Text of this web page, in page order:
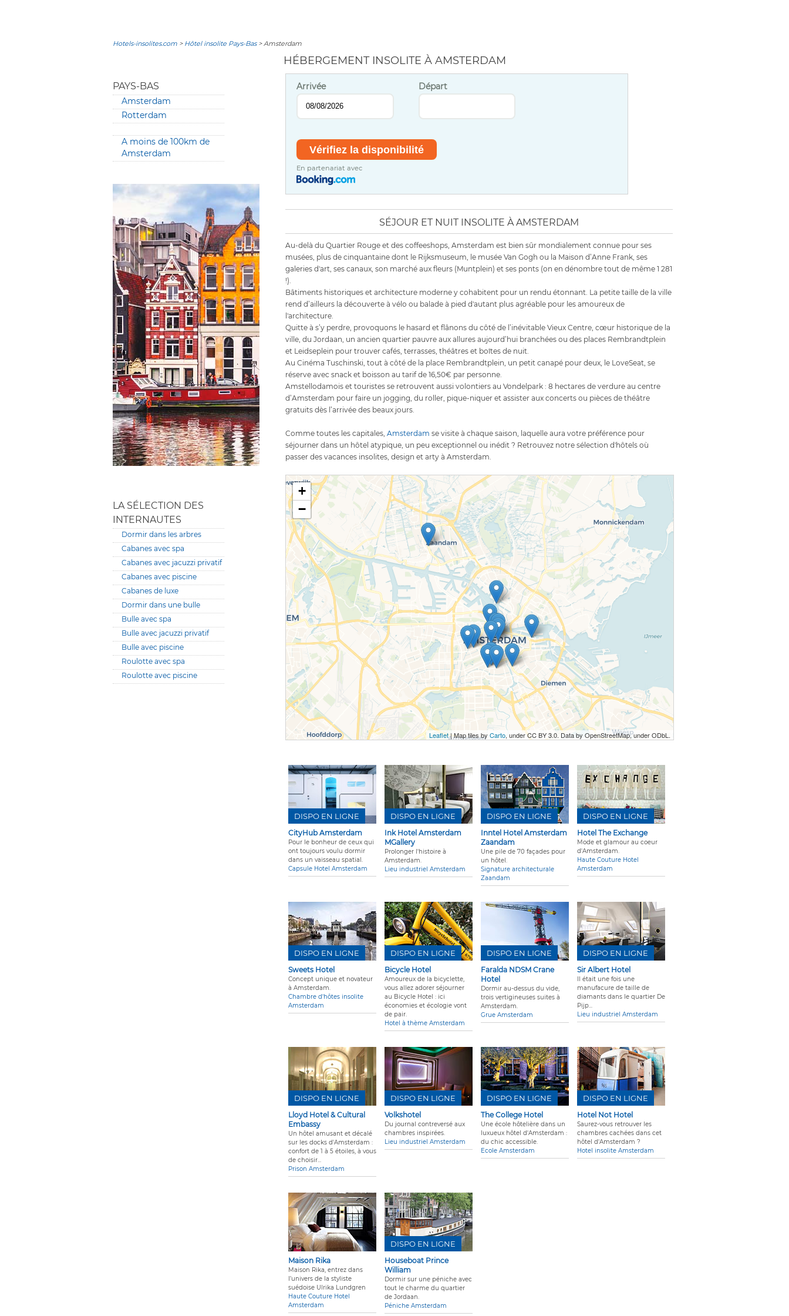
Hotels-insolites.com > Hôtel insolite Pays-Bas> Amsterdam
HÉBERGEMENT INSOLITE À AMSTERDAM
PAYS-BAS
Amsterdam
Rotterdam
A moins de 100km de
Amsterdam
LA SÉLECTION DES
INTERNAUTES
Dormir dans les arbres
Cabanes avec spa
Cabanes avec jacuzzi privatif
Cabanes avec piscine
Cabanes de luxe
Dormir dans une bulle
Bulle avec spa
Bulle avec jacuzzi privatif
Bulle avec piscine
Roulotte avec spa
Roulotte avec piscine
Arrivée Départ
En partenariat avec
SÉJOUR ET NUIT INSOLITE À AMSTERDAM
Au-delà du Quartier Rouge et des coffeeshops, Amsterdam est bien sûr mondialement connue pour ses
musées, plus de cinquantaine dont le Rijksmuseum, le musée Van Gogh ou la Maison d’Anne Frank, ses
galeries d'art, ses canaux, son marché aux fleurs (Muntplein) et ses ponts (on en dénombre tout de même 1 281
!).
Bâtiments historiques et architecture moderne y cohabitent pour un rendu étonnant. La petite taille de la ville
rend d’ailleurs la découverte à vélo ou balade à pied d'autant plus agréable pour les amoureux de
l'architecture.
Quitte à s’y perdre, provoquons le hasard et flânons du côté de l’inévitable Vieux Centre, cœur historique de la
ville, du Jordaan, un ancien quartier pauvre aux allures aujourd’hui branchées ou des places Rembrandtplein
et Leidseplein pour trouver cafés, terrasses, théâtres et boîtes de nuit.
Au Cinéma Tuschinski, tout à côté de la place Rembrandtplein, un petit canapé pour deux, le LoveSeat, se
réserve avec snack et boisson au tarif de 16,50€ par personne.
Amstellodamois et touristes se retrouvent aussi volontiers au Vondelpark : 8 hectares de verdure au centre
d’Amsterdam pour faire un jogging, du roller, pique-niquer et assister aux concerts ou pièces de théâtre
gratuits dès l’arrivée des beaux jours.
Comme toutes les capitales, Amsterdam se visite à chaque saison, laquelle aura votre préférence pour
séjourner dans un hôtel atypique, un peu exceptionnel ou inédit ? Retrouvez notre sélection d'hôtels où
passer des vacances insolites, design et arty à Amsterdam.
+
−
Leaflet| Map tiles by Carto, under CC BY 3.0. Data by OpenStreetMap, under ODbL.
CityHub Amsterdam
Pour le bonheur de ceux qui
ont toujours voulu dormir
dans un vaisseau spatial.
Capsule Hotel Amsterdam
DISPO EN LIGNE
Ink Hotel Amsterdam
MGallery
Prolonger l'histoire à
Amsterdam.
Lieu industriel Amsterdam
DISPO EN LIGNE
Inntel Hotel Amsterdam
Zaandam
Une pile de 70 façades pour
un hôtel.
Signature architecturale
Zaandam
DISPO EN LIGNE
Hotel The Exchange
Mode et glamour au coeur
d'Amsterdam.
Haute Couture Hotel
Amsterdam
DISPO EN LIGNE
Sweets Hotel
Concept unique et novateur
à Amsterdam.
Chambre d'hôtes insolite
Amsterdam
DISPO EN LIGNE
Bicycle Hotel
Amoureux de la bicyclette,
vous allez adorer séjourner
au Bicycle Hotel : ici
économies et écologie vont
de pair.
Hotel à thème Amsterdam
DISPO EN LIGNE
Faralda NDSM Crane
Hotel
Dormir au-dessus du vide,
trois vertigineuses suites à
Amsterdam.
Grue Amsterdam
DISPO EN LIGNE
Sir Albert Hotel
Il était une fois une
manufacure de taille de
diamants dans le quartier De
Pijp...
Lieu industriel Amsterdam
DISPO EN LIGNE
Lloyd Hotel & Cultural
Embassy
Un hôtel amusant et décalé
sur les docks d'Amsterdam :
confort de 1 à 5 étoiles, à vous
de choisir...
Prison Amsterdam
DISPO EN LIGNE
Volkshotel
Du journal contreversé aux
chambres inspirées.
Lieu industriel Amsterdam
DISPO EN LIGNE
The College Hotel
Une école hôtelière dans un
luxueux hôtel d'Amsterdam :
du chic accessible.
Ecole Amsterdam
DISPO EN LIGNE
Hotel Not Hotel
Saurez-vous retrouver les
chambres cachées dans cet
hôtel d'Amsterdam ?
Hotel insolite Amsterdam
DISPO EN LIGNE
Maison Rika
Maison Rika, entrez dans
l’univers de la styliste
suédoise Ulrika Lundgren
Haute Couture Hotel
Amsterdam
Houseboat Prince
William
Dormir sur une péniche avec
tout le charme du quartier
de Jordaan.
Péniche Amsterdam
DISPO EN LIGNE